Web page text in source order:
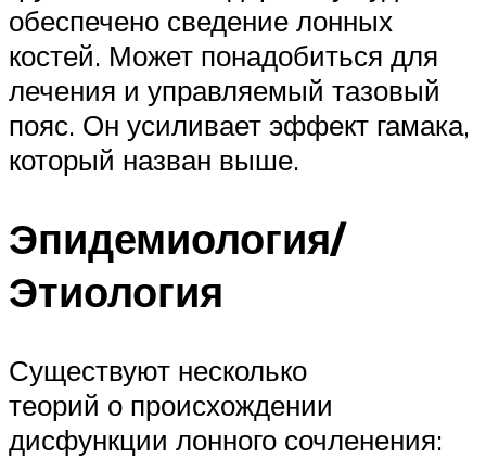
обеспечено сведение лонных
костей. Может понадобиться для
лечения и управляемый тазовый
пояс. Он усиливает эффект гамака,
который назван выше.
Эпидемиология/
Этиология
Существуют несколько
теорий о происхождении
дисфункции лонного сочленения: